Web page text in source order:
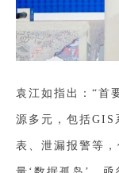
袁江如指出：“首
源多元，包括GIS
表、泄漏报警等